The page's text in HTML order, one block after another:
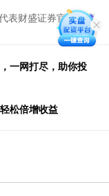
表财盛证券官网观点
一网打尽，助你投
松倍增收益